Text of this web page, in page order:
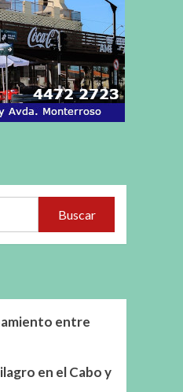
Buscar
entre
en el Cabo y